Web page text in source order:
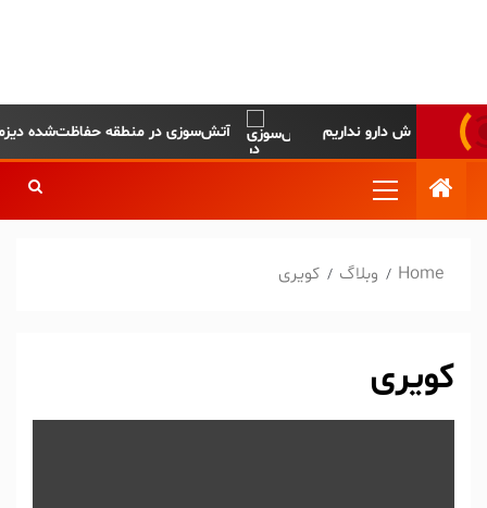
آتش‌سوزی در منطقه حفاظت‌شده دیزمار
Home وبلاگ کویری
کویری